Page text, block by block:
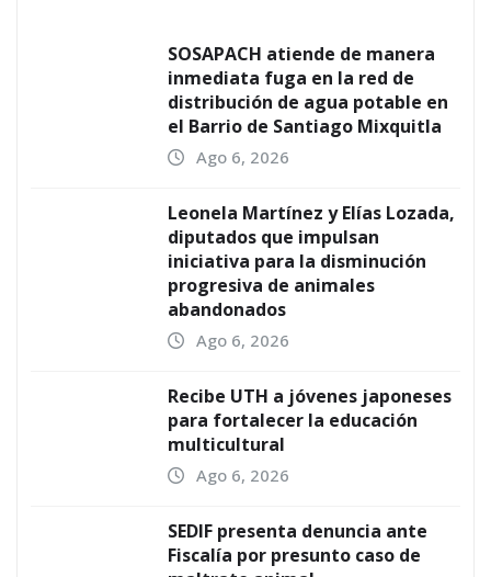
SOSAPACH atiende de manera
inmediata fuga en la red de
distribución de agua potable en
el Barrio de Santiago Mixquitla
Ago 6, 2026
Leonela Martínez y Elías Lozada,
diputados que impulsan
iniciativa para la disminución
progresiva de animales
abandonados
Ago 6, 2026
Recibe UTH a jóvenes japoneses
para fortalecer la educación
multicultural
Ago 6, 2026
SEDIF presenta denuncia ante
Fiscalía por presunto caso de